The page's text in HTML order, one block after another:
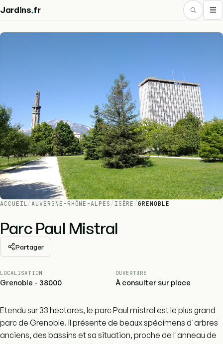
Jardins.fr
ACCUEIL/AUVERGNE-RHÔNE-ALPES / ISÈRE /GRENOBLE
Parc Paul Mistral
Partager
LOCALISATION
Grenoble - 38000
OUVERTURE
À consulter sur place
Etendu sur 33 hectares, le parc Paul mistral est le plus grand
parc de Grenoble. Il présente de beaux spécimens d'arbres
anciens, des bassins et sa situation, proche de l'anneau de